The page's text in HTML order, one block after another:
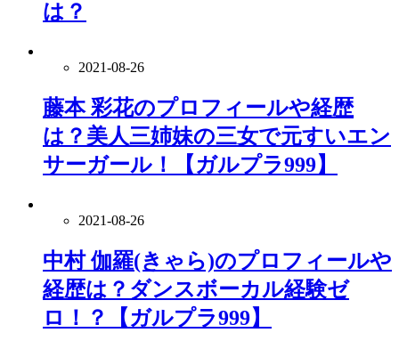
は？
2021-08-26
藤本 彩花のプロフィールや経歴
は？美人三姉妹の三女で元すいエン
サーガール！【ガルプラ999】
2021-08-26
中村 伽羅(きゃら)のプロフィールや
経歴は？ダンスボーカル経験ゼ
ロ！？【ガルプラ999】